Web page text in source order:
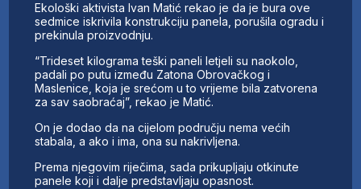
Ekološki aktivista Ivan Matić rekao je da je bura ove
sedmice iskrivila konstrukciju panela, porušila ogradu i
prekinula proizvodnju.
“Trideset kilograma teški paneli letjeli su naokolo,
padali po putu između Zatona Obrovačkog i
Maslenice, koja je srećom u to vrijeme bila zatvorena
za sav saobraćaj”, rekao je Matić.
On je dodao da na cijelom području nema većih
stabala, a ako i ima, ona su nakrivljena.
Prema njegovim riječima, sada prikupljaju otkinute
panele koji i dalje predstavljaju opasnost.